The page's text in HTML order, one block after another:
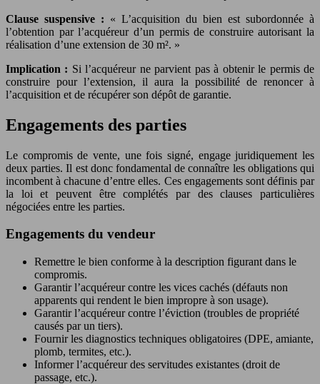
Clause suspensive : « L’acquisition du bien est subordonnée à
l’obtention par l’acquéreur d’un permis de construire autorisant la
réalisation d’une extension de 30 m². »
Implication : Si l’acquéreur ne parvient pas à obtenir le permis de
construire pour l’extension, il aura la possibilité de renoncer à
l’acquisition et de récupérer son dépôt de garantie.
Engagements des parties
Le compromis de vente, une fois signé, engage juridiquement les
deux parties. Il est donc fondamental de connaître les obligations qui
incombent à chacune d’entre elles. Ces engagements sont définis par
la loi et peuvent être complétés par des clauses particulières
négociées entre les parties.
Engagements du vendeur
Remettre le bien conforme à la description figurant dans le
compromis.
Garantir l’acquéreur contre les vices cachés (défauts non
apparents qui rendent le bien impropre à son usage).
Garantir l’acquéreur contre l’éviction (troubles de propriété
causés par un tiers).
Fournir les diagnostics techniques obligatoires (DPE, amiante,
plomb, termites, etc.).
Informer l’acquéreur des servitudes existantes (droit de
passage, etc.).